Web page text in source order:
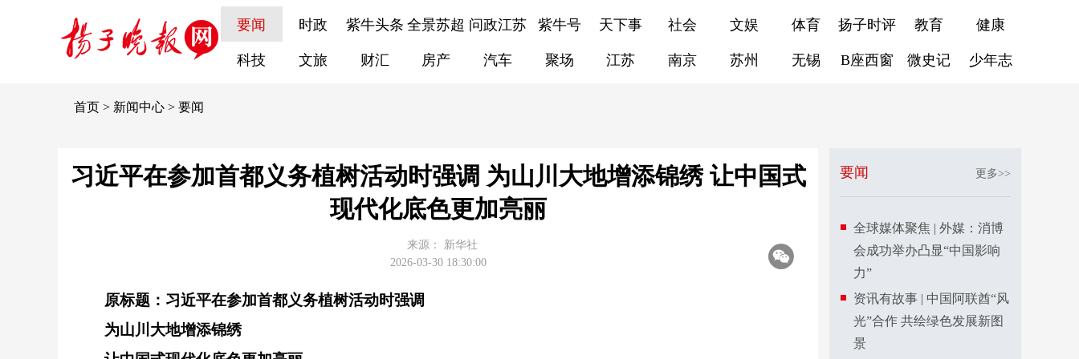
要闻 时政 紫牛头条 全景苏超 问政江苏 紫牛号 天下事 社会 文娱 体育 扬子时评 教育 健康
科技 文旅 财汇 房产 汽车 聚场 江苏 南京 苏州 无锡 B座西窗 微史记 少年志
首页 > 新闻中心 > 要闻
习近平在参加首都义务植树活动时强调 为山川大地增添锦绣 让中国式
现代化底色更加亮丽
来源：
新华社
2026-03-30 18:30:00
原标题：习近平在参加首都义务植树活动时强调
为山川大地增添锦绣
要闻 更多>>
全球媒体聚焦 | 外媒：消博
会成功举办凸显“中国影响
力”
资讯有故事 | 中国阿联酋“风
光”合作 共绘绿色发展新图
景